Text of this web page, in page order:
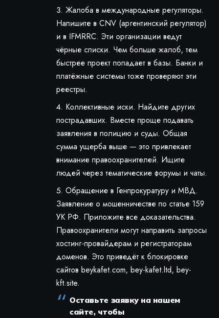
Жалоба в международные регуляторы.
Напишите в CNV (аргентинский регулятор)
и в IFMRRC. Эти организации ведут
чёрные списки. Чем больше жалоб, тем
быстрее проект попадает в базы. Банки и
платёжные системы тоже проверяют эти
реестры.
Коллективные иски. Найдите других
пострадавших. Вместе проще подавать
заявления в полицию и суды. Общая
сумма ущерба выше — это привлекает
внимание правоохранителей. Ищите
людей через тематические форумы и чаты.
Обращение в Генпрокуратуру и МВД.
Заявление о мошенничестве по статье 159
УК РФ. Приложите все доказательства.
Правоохранители могут направить запросы
хостинг-провайдерам и регистраторам
доменов. Это приведёт к блокировке
сайтов beykafet.com, bey-kafet.ltd, bey-
kft.site.
Оставьте заявку на нашем
сайте, чтобы